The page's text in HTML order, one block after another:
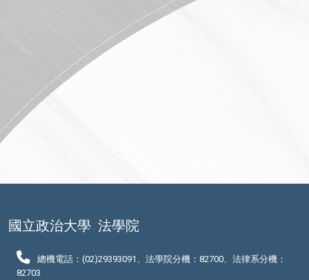
國立政治大學 法學院
總機電話：(02)29393091、法學院分機：82700、法律系分機：
82703